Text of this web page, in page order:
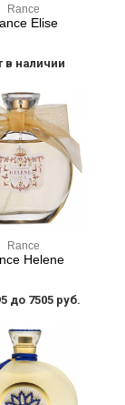
Rance
Elise
в наличии
Rance
Helene
до 7505 руб.